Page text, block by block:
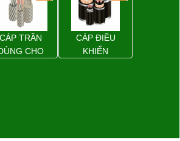
CÁP TRẦN
CHO
CÁP ĐIỀU
KHIỂN